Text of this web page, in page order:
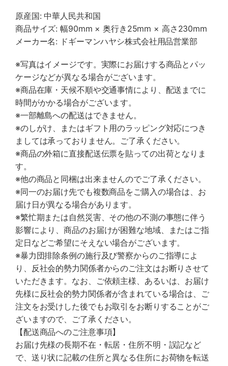
原産国: 中華人民共和国
商品サイズ: 幅90mm × 奥行き25mm × 高さ230mm
メーカー名: ドギーマンハヤシ株式会社用品営業部
※写真はイメージです。実際にお届けする商品とパッ
ケージなどが異なる場合がございます。
※商品在庫・天候不順や交通事情により、配送までに
時間がかかる場合がございます。
※一部離島への配送はできません。
※のしがけ、またはギフト用のラッピング対応につき
ましては承っておりません。ご了承ください。
※商品の外箱に直接配送伝票を貼っての出荷となりま
す。
※他の商品と同梱は出来ませんのでご了承ください。
※同一のお届け先でも複数商品をご購入の場合は、お
届け日が異なる場合があります。
※繁忙期または自然災害、その他の不測の事態に伴う
影響により、商品のお届けが困難な地域、またはご指
定日などご希望にそえない場合がございます。
※暴力団排除条例の施行及び警察からのご指導によ
り、反社会的勢力関係者からのご注文はお断りさせて
いただきます。なお、ご依頼主様、あるいは、お届け
先様に反社会的勢力関係者が含まれている場合は、ご
注文をお受けした後でもお取引をお断りすることがご
ざいますので、ご了承ください。
【配送商品へのご注意事項】
お届け先様の長期不在・転居・住所不明・誤記など
で、送り状に記載の住所と異なる住所にお荷物を転送